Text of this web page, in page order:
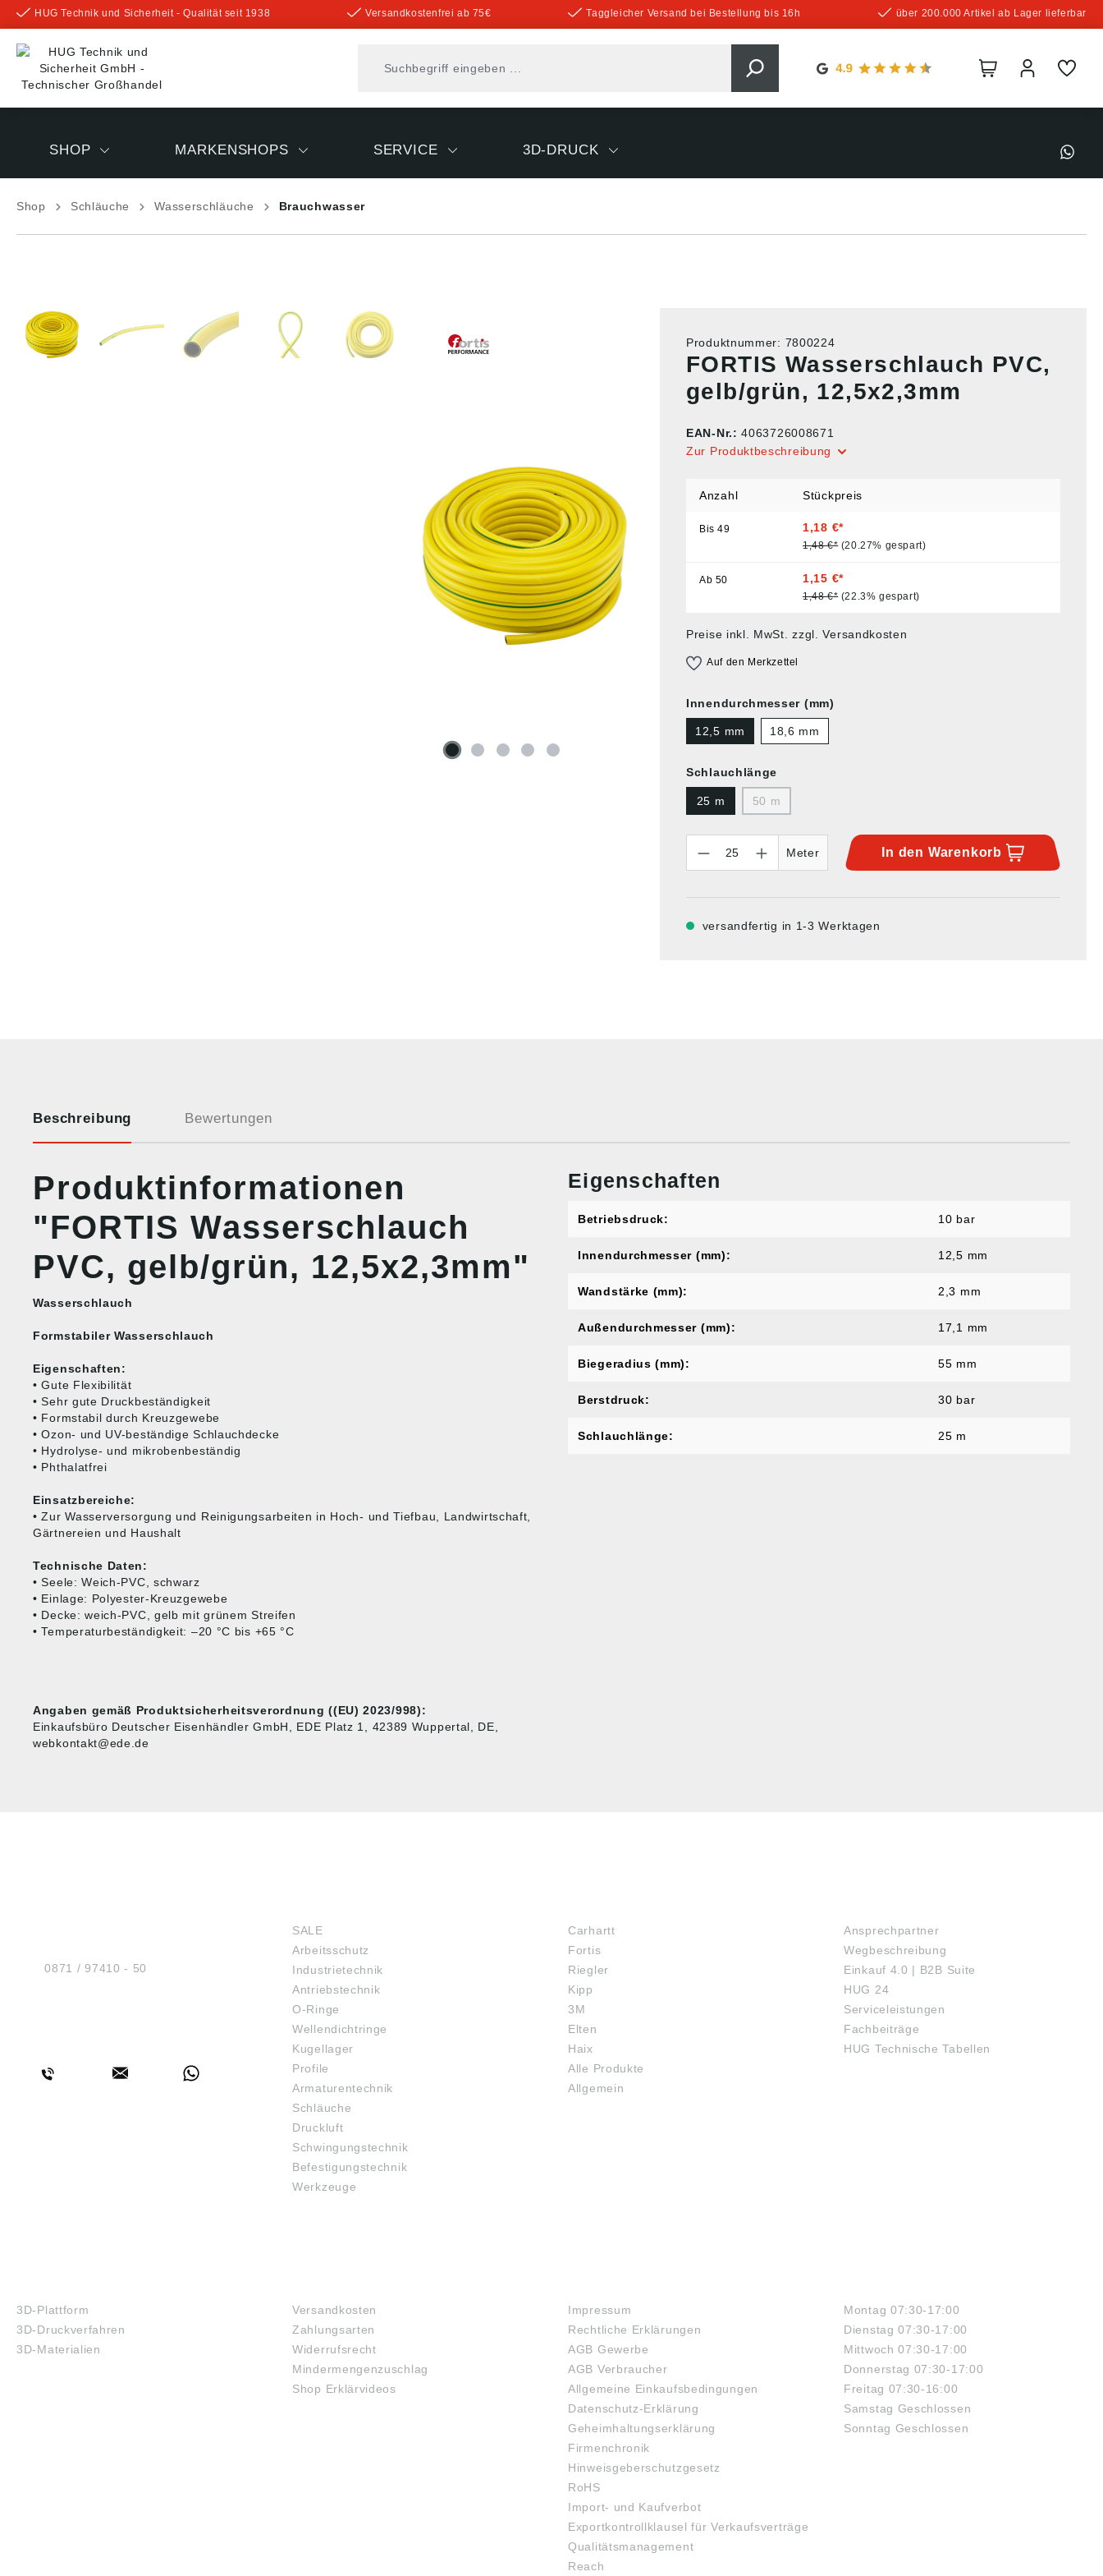
springen
HUG Technik und Sicherheit - Qualität seit 1938 Versandkostenfrei ab 75€ Taggleicher Versand bei Bestellung bis 16h über 200.000 Artikel ab Lager lieferbar
SHOP MARKENSHOPS SERVICE 3D-DRUCK
Shop Schläuche Wasserschläuche Brauchwasser
Produktnummer: 7800224
FORTIS Wasserschlauch PVC,
gelb/grün, 12,5x2,3mm
EAN-Nr.:4063726008671
Zur Produktbeschreibung
Anzahl Stückpreis
Bis49 1,18 €*
1,48 €* (20.27% gespart)
Ab 50 1,15 €*
1,48 €* (22.3% gespart)
Preise inkl. MwSt. zzgl. Versandkosten
Auf den Merkzettel
Innendurchmesser (mm)
12,5 mm 18,6 mm
Schlauchlänge
25 m 50 m
Meter
In den Warenkorb
versandfertig in 1-3 Werktagen
Beschreibung Bewertungen
Produktinformationen
"FORTIS Wasserschlauch
PVC, gelb/grün, 12,5x2,3mm"
Wasserschlauch
Formstabiler Wasserschlauch
Eigenschaften:
• Gute Flexibilität
• Sehr gute Druckbeständigkeit
• Formstabil durch Kreuzgewebe
• Ozon- und UV-beständige Schlauchdecke
• Hydrolyse- und mikrobenbeständig
• Phthalatfrei
Einsatzbereiche:
• Zur Wasserversorgung und Reinigungsarbeiten in Hoch- und Tiefbau, Landwirtschaft,
Gärtnereien und Haushalt
Technische Daten:
• Seele: Weich-PVC, schwarz
• Einlage: Polyester-Kreuzgewebe
• Decke: weich-PVC, gelb mit grünem Streifen
• Temperaturbeständigkeit: –20 °C bis +65 °C
Angaben gemäß Produktsicherheitsverordnung ((EU) 2023/998):
Einkaufsbüro Deutscher Eisenhändler GmbH, EDE Platz 1, 42389 Wuppertal, DE,
webkontakt@ede.de
Eigenschaften
Betriebsdruck: 10 bar
Innendurchmesser (mm): 12,5 mm
Wandstärke (mm): 2,3 mm
Außendurchmesser (mm): 17,1 mm
Biegeradius (mm): 55 mm
Berstdruck: 30 bar
Schlauchlänge: 25 m
Tel.:0871 / 97410 - 50
SALE
Arbeitsschutz
Industrietechnik
Antriebstechnik
O-Ringe
Wellendichtringe
Kugellager
Profile
Armaturentechnik
Schläuche
Druckluft
Schwingungstechnik
Befestigungstechnik
Werkzeuge
Carhartt
Fortis
Riegler
Kipp
3M
Elten
Haix
Alle Produkte
Allgemein
Ansprechpartner
Wegbeschreibung
Einkauf 4.0 | B2B Suite
HUG 24
Serviceleistungen
Fachbeiträge
HUG Technische Tabellen
3D-Plattform
3D-Druckverfahren
3D-Materialien
Versandkosten
Zahlungsarten
Widerrufsrecht
Mindermengenzuschlag
Shop Erklärvideos
Impressum
Rechtliche Erklärungen
AGB Gewerbe
AGB Verbraucher
Allgemeine Einkaufsbedingungen
Datenschutz-Erklärung
Geheimhaltungserklärung
Firmenchronik
Hinweisgeberschutzgesetz
RoHS
Import- und Kaufverbot
Exportkontrollklausel für Verkaufsverträge
Qualitätsmanagement
Reach
Montag 07:30-17:00
Dienstag 07:30-17:00
Mittwoch 07:30-17:00
Donnerstag 07:30-17:00
Freitag 07:30-16:00
Samstag Geschlossen
Sonntag Geschlossen